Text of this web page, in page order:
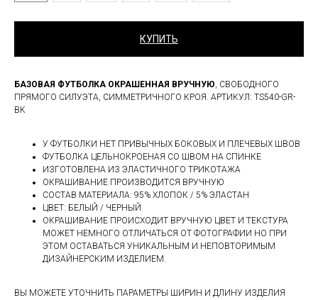
КУПИТЬ
БАЗОВАЯ ФУТБОЛКА ОКРАШЕННАЯ ВРУЧНУЮ, СВОБОДНОГО
ПРЯМОГО СИЛУЭТА, СИММЕТРИЧНОГО КРОЯ. АРТИКУЛ: TS540-GR-
BK
У ФУТБОЛКИ НЕТ ПРИВЫЧНЫХ БОКОВЫХ И ПЛЕЧЕВЫХ ШВОВ
ФУТБОЛКА ЦЕЛЬНОКРОЕНАЯ СО ШВОМ НА СПИНКЕ
ИЗГОТОВЛЕНА ИЗ ЭЛАСТИЧНОГО ТРИКОТАЖА
ОКРАШИВАНИЕ ПРОИЗВОДИТСЯ ВРУЧНУЮ
СОСТАВ МАТЕРИАЛА: 95% ХЛОПОК / 5% ЭЛАСТАН
ЦВЕТ: БЕЛЫЙ / ЧЕРНЫЙ
ОКРАШИВАНИЕ ПРОИСХОДИТ ВРУЧНУЮ ЦВЕТ И ТЕКСТУРА
МОЖЕТ НЕМНОГО ОТЛИЧАТЬСЯ ОТ ФОТОГРАФИИ НО ПРИ
ЭТОМ ОСТАВАТЬСЯ УНИКАЛЬНЫМ И НЕПОВТОРИМЫМ
ДИЗАЙНЕРСКИМ ИЗДЕЛИЕМ.
ВЫ МОЖЕТЕ УТОЧНИТЬ ПАРАМЕТРЫ ШИРИН И ДЛИНУ ИЗДЕЛИЯ